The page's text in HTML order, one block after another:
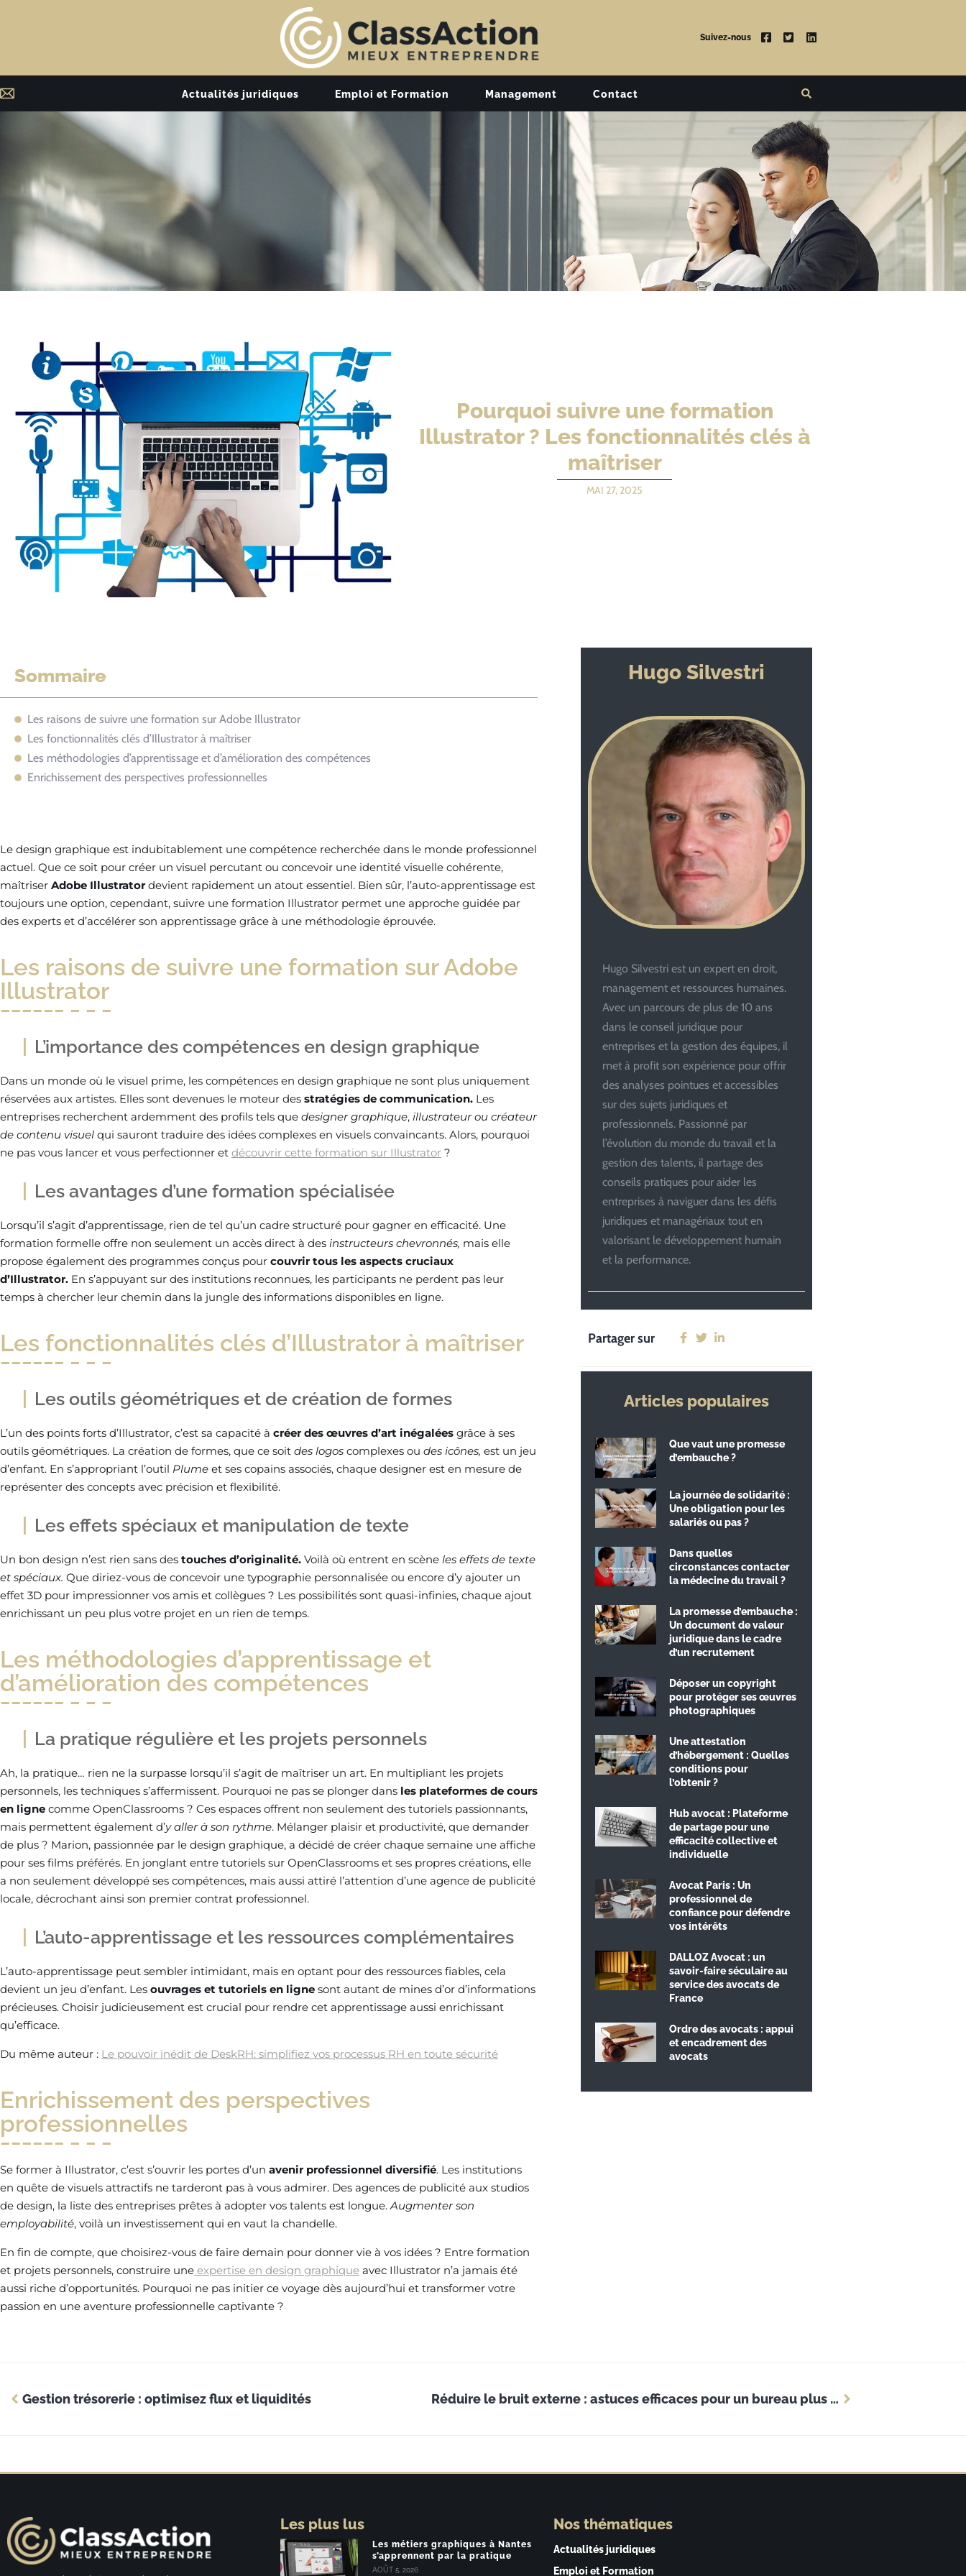
Suivez-nous
Actualités juridiques Emploi et Formation Management Contact
Pourquoi suivre une formation
Illustrator ? Les fonctionnalités clés à
maîtriser
MAI 27, 2025
Sommaire
Les raisons de suivre une formation sur Adobe Illustrator
Les fonctionnalités clés d’Illustrator à maîtriser
Les méthodologies d’apprentissage et d’amélioration des compétences
Enrichissement des perspectives professionnelles
Le design graphique est indubitablement une compétence recherchée dans le monde professionnel
actuel. Que ce soit pour créer un visuel percutant ou concevoir une identité visuelle cohérente,
maîtriser Adobe Illustrator devient rapidement un atout essentiel. Bien sûr, l’auto-apprentissage est
toujours une option, cependant, suivre une formation Illustrator permet une approche guidée par
des experts et d’accélérer son apprentissage grâce à une méthodologie éprouvée.
Les raisons de suivre une formation sur Adobe
Illustrator
L’importance des compétences en design graphique
Dans un monde où le visuel prime, les compétences en design graphique ne sont plus uniquement
réservées aux artistes. Elles sont devenues le moteur des stratégies de communication. Les
entreprises recherchent ardemment des profils tels que designer graphique, illustrateur ou créateur
de contenu visuel qui sauront traduire des idées complexes en visuels convaincants. Alors, pourquoi
ne pas vous lancer et vous perfectionner et découvrir cette formation sur Illustrator ?
Les avantages d’une formation spécialisée
Lorsqu’il s’agit d’apprentissage, rien de tel qu’un cadre structuré pour gagner en efficacité. Une
formation formelle offre non seulement un accès direct à des instructeurs chevronnés, mais elle
propose également des programmes conçus pour couvrir tous les aspects cruciaux
d’Illustrator. En s’appuyant sur des institutions reconnues, les participants ne perdent pas leur
temps à chercher leur chemin dans la jungle des informations disponibles en ligne.
Les fonctionnalités clés d’Illustrator à maîtriser
Les outils géométriques et de création de formes
L’un des points forts d’Illustrator, c’est sa capacité à créer des œuvres d’art inégalées grâce à ses
outils géométriques. La création de formes, que ce soit des logos complexes ou des icônes, est un jeu
d’enfant. En s’appropriant l’outil Plume et ses copains associés, chaque designer est en mesure de
représenter des concepts avec précision et flexibilité.
Les effets spéciaux et manipulation de texte
Un bon design n’est rien sans des touches d’originalité. Voilà où entrent en scène les effets de texte
et spéciaux. Que diriez-vous de concevoir une typographie personnalisée ou encore d’y ajouter un
effet 3D pour impressionner vos amis et collègues ? Les possibilités sont quasi-infinies, chaque ajout
enrichissant un peu plus votre projet en un rien de temps.
Les méthodologies d’apprentissage et
d’amélioration des compétences
La pratique régulière et les projets personnels
Ah, la pratique… rien ne la surpasse lorsqu’il s’agit de maîtriser un art. En multipliant les projets
personnels, les techniques s’affermissent. Pourquoi ne pas se plonger dans les plateformes de cours
en ligne comme OpenClassrooms ? Ces espaces offrent non seulement des tutoriels passionnants,
mais permettent également d’y aller à son rythme. Mélanger plaisir et productivité, que demander
de plus ? Marion, passionnée par le design graphique, a décidé de créer chaque semaine une affiche
pour ses films préférés. En jonglant entre tutoriels sur OpenClassrooms et ses propres créations, elle
a non seulement développé ses compétences, mais aussi attiré l’attention d’une agence de publicité
locale, décrochant ainsi son premier contrat professionnel.
L’auto-apprentissage et les ressources complémentaires
L’auto-apprentissage peut sembler intimidant, mais en optant pour des ressources fiables, cela
devient un jeu d’enfant. Les ouvrages et tutoriels en ligne sont autant de mines d’or d’informations
précieuses. Choisir judicieusement est crucial pour rendre cet apprentissage aussi enrichissant
qu’efficace.
Du même auteur : Le pouvoir inédit de DeskRH: simplifiez vos processus RH en toute sécurité
Enrichissement des perspectives
professionnelles
Se former à Illustrator, c’est s’ouvrir les portes d’un avenir professionnel diversifié. Les institutions
en quête de visuels attractifs ne tarderont pas à vous admirer. Des agences de publicité aux studios
de design, la liste des entreprises prêtes à adopter vos talents est longue.Augmenter son
employabilité, voilà un investissement qui en vaut la chandelle.
En fin de compte, que choisirez-vous de faire demain pour donner vie à vos idées ? Entre formation
et projets personnels, construire une expertise en design graphique avec Illustrator n’a jamais été
aussi riche d’opportunités. Pourquoi ne pas initier ce voyage dès aujourd’hui et transformer votre
passion en une aventure professionnelle captivante ?
Hugo Silvestri
Hugo Silvestri est un expert en droit,
management et ressources humaines.
Avec un parcours de plus de 10 ans
dans le conseil juridique pour
entreprises et la gestion des équipes, il
met à profit son expérience pour offrir
des analyses pointues et accessibles
sur des sujets juridiques et
professionnels. Passionné par
l’évolution du monde du travail et la
gestion des talents, il partage des
conseils pratiques pour aider les
entreprises à naviguer dans les défis
juridiques et managériaux tout en
valorisant le développement humain
et la performance.
Partager sur
Articles populaires
Que vaut une promesse
d’embauche ?
La journée de solidarité :
Une obligation pour les
salariés ou pas ?
Dans quelles
circonstances contacter
la médecine du travail ?
La promesse d’embauche :
Un document de valeur
juridique dans le cadre
d’un recrutement
Déposer un copyright
pour protéger ses œuvres
photographiques
Une attestation
d’hébergement : Quelles
conditions pour
l’obtenir ?
Hub avocat : Plateforme
de partage pour une
efficacité collective et
individuelle
Avocat Paris : Un
professionnel de
confiance pour défendre
vos intérêts
DALLOZ Avocat : un
savoir-faire séculaire au
service des avocats de
France
Ordre des avocats : appui
et encadrement des
avocats
Gestion trésorerie : optimisez flux et liquidités Réduire le bruit externe : astuces efficaces pour un bureau plus serein
Les plus lus
Les métiers graphiques à Nantes
s’apprennent par la pratique
AOÛT 5, 2026
Nos thématiques
Actualités juridiques
Emploi et Formation